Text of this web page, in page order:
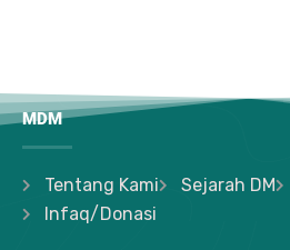
MDM
Tentang Kami Sejarah DM
Infaq/Donasi